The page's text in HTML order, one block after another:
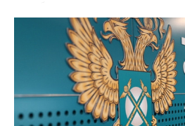
региональном министерстве
“Моя школа” объединит все
безопасную государственную
переход пройдёт максимально
Привычные функции - оценки,
связь с учителями, знакомые
«Госуслуги Моя школа», не просто
собраны в одном месте, подчеркнули
этом случае переход на ТОР станет